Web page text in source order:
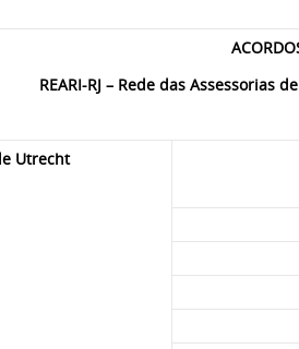
REARI-RJ – Rede das Assessorias
Utrecht